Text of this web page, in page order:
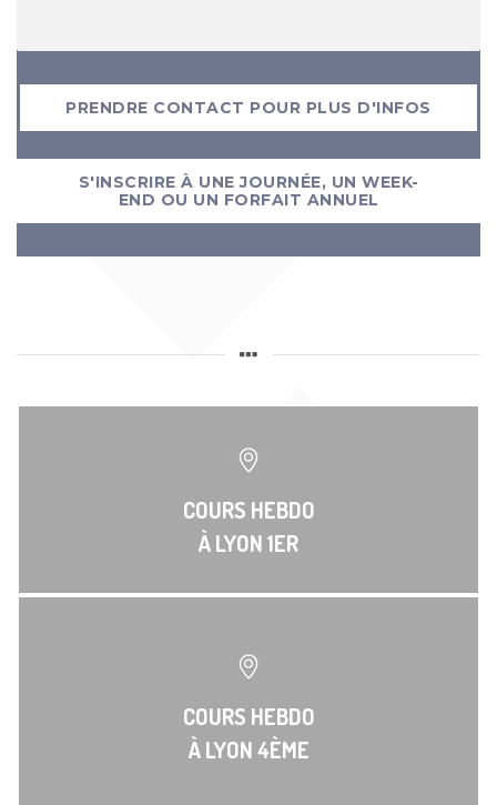
PRENDRE CONTACT POUR PLUS D'INFOS
S'INSCRIRE À UNE JOURNÉE, UN WEEK-
END OU UN FORFAIT ANNUEL
COURS HEBDO
À LYON 1ER
COURS HEBDO
À LYON 4ÈME